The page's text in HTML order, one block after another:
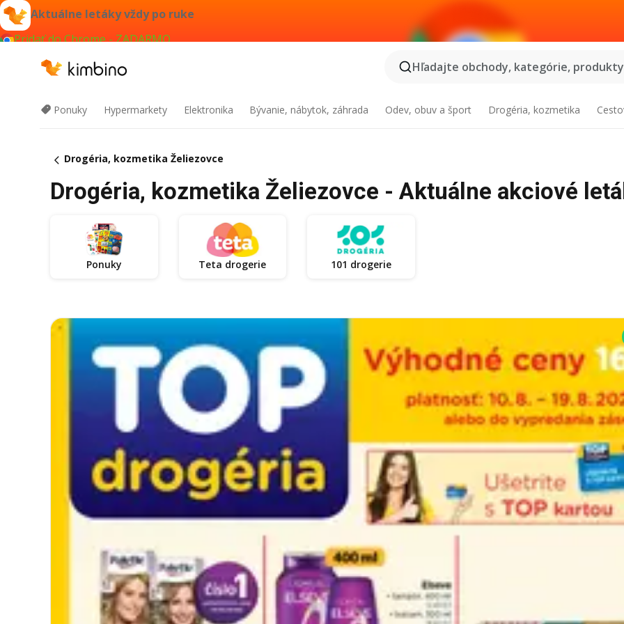
Aktuálne letáky vždy po ruke
Pridať do Chrome - ZADARMO
Hľadajte obchody, kategórie,
Ponuky Hypermarkety Elektronika Bývanie, nábytok, záhrada Odev, obuv a šport Drogéria, kozmetika
Drogéria, kozmetika Želiezovce
Drogéria, kozmetika Želiezovce - Aktuálne akciové
Ponuky Teta drogerie 101 drogerie